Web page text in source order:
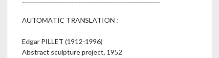
AUTOMATIC TRANSLATION :
Edgar PILLET (1912-1996)
Abstract sculpture project, 1952